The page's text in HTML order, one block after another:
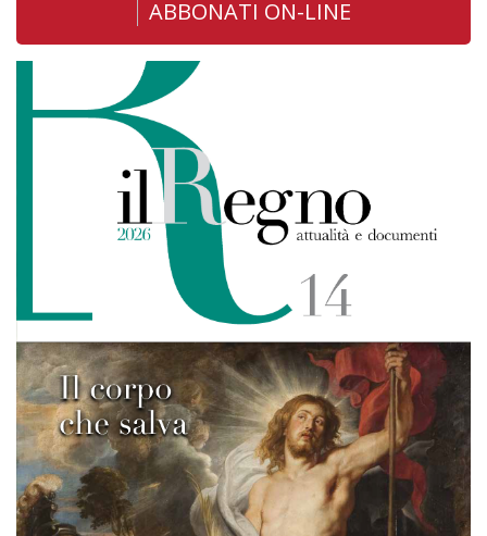
ABBONATI ON-LINE